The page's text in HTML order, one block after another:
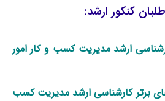
کنکور ارشد:
ارشد مدیریت کسب و کار امور
برتر کارشناسی ارشد مدیریت کسب